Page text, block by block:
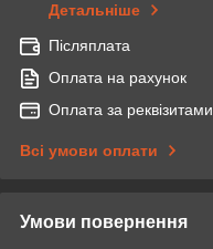
Детальніше
Післяплата
Оплата на рахунок
Оплата за реквізитами
Всі умови оплати
Умови повернення